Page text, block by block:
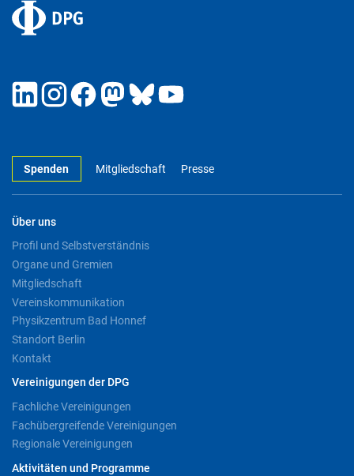
Spenden Mitgliedschaft Presse
Über uns
Profil und Selbstverständnis
Organe und Gremien
Mitgliedschaft
Vereinskommunikation
Physikzentrum Bad Honnef
Standort Berlin
Kontakt
Vereinigungen der DPG
Fachliche Vereinigungen
Fachübergreifende Vereinigungen
Regionale Vereinigungen
Aktivitäten und Programme